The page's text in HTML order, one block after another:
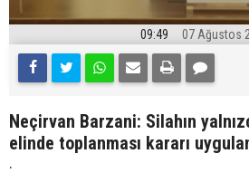
09:49 07 Ağustos
Neçirvan Barzani: Silahın
elinde toplanması kararı
.